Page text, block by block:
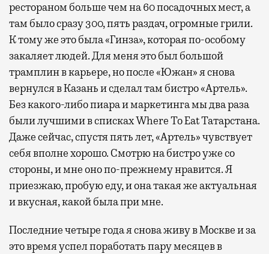
рестораном больше чем на 60 посадочных мест, а
там было сразу 300, пять раздач, огромные грили.
К тому же это была «Гинза», которая по-особому
закаляет людей. Для меня это был большой
трамплин в карьере, но после «Южан» я снова
вернулся в Казань и сделал там бистро «Артель».
Без какого-либо пиара и маркетинга мы два раза
были лучшими в списках Where To Eat Татарстана.
Даже сейчас, спустя пять лет, «Артель» чувствует
себя вполне хорошо. Смотрю на бистро уже со
стороны, и мне оно по-прежнему нравится. Я
приезжаю, пробую еду, и она такая же актуальная
и вкусная, какой была при мне.
Последние четыре года я снова живу в Москве и за
это время успел поработать пару месяцев в